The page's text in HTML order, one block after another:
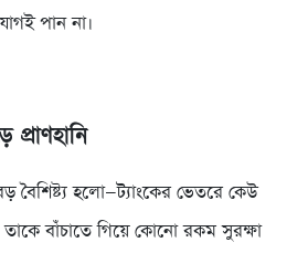
পান না।
প্রাণহানি
বৈশিষ্ট্য হলো—ট্যাংকের ভেতরে কেউ
বাঁচাতে গিয়ে কোনো রকম সুরক্ষা